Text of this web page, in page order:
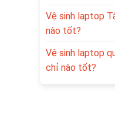
Vệ sinh laptop
nào tốt?
Vệ sinh laptop
chỉ nào tốt?